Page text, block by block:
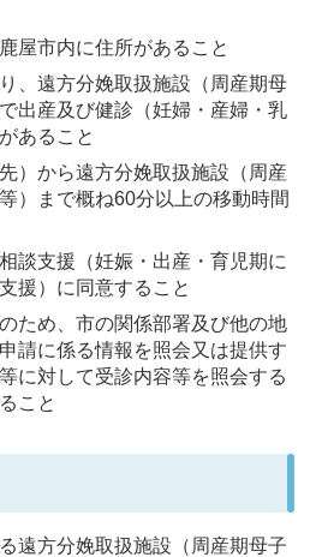
屋市内に住所があること
、遠方分娩取扱施設（周産期母
出産及び健診（妊婦・産婦・乳
あること
）から遠方分娩取扱施設（周産
）まで概ね60分以上の移動時間
談支援（妊娠・出産・育児期に
援）に同意すること
ため、市の関係部署及び他の地
請に係る情報を照会又は提供す
に対して受診内容等を照会する
こと
遠方分娩取扱施設（周産期母子